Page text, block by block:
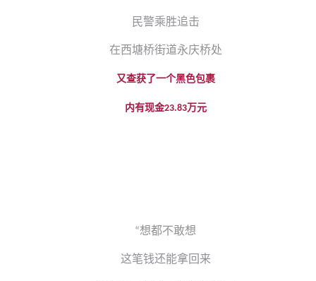
民警乘胜追击
在西塘桥街道永庆桥处
又查获了一个黑色包裹
内有现金23.83万元
“想都不敢想
这笔钱还能拿回来